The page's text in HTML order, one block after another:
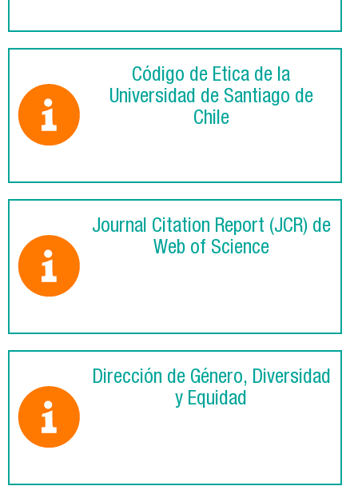
Código de Ética de la
Universidad de Santiago de
Chile
Journal Citation Report (JCR) de
Web of Science
Dirección de Género, Diversidad
y Equidad